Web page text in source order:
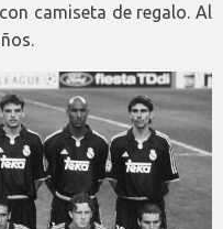
camiseta de regalo. Al